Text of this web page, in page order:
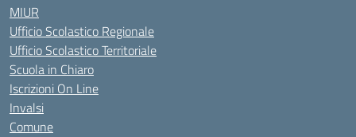
MIUR
Ufficio Scolastico Regionale
Ufficio Scolastico Territoriale
Scuola in Chiaro
Iscrizioni On Line
Invalsi
Comune